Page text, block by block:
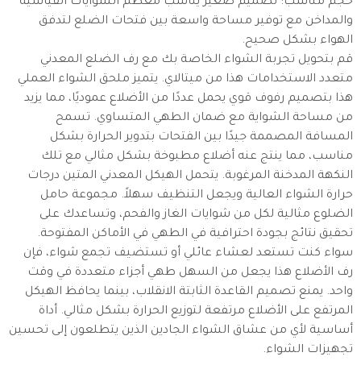
والمداخن مع توفير مساحة واسعة بين فتحات الضلع لتدفق
الهواء بشكل صحيح.
قم بتحويل تجربة الشواء الخاصة بك مع رف الضلع المعدني
متعدد الاستخدامات هذا من ميتالاي. يتميز ملحق الشواء العملي
هذا بتصميم رفوف قوي يحمل عددًا من الأضلاع عموديًا، مما يزيد
من مساحة الشواية مع ضمان الطهي المتساوي. تسمح
المسافة المصممة جيدًا بين الفتحات بتدوير الحرارة بشكل
مناسب، مما ينتج عنه أضلاع مطبوخة بشكل مثالي مع تلك
النكهة المدخنة المرغوبة. يتحمل الهيكل المعدني المتين درجات
حرارة الشواء العالية ويجعل التنظيف سهلاً. مجموعة حامل
الضلوع مثالية لكل من شوايات الغاز والفحم، وتساعدك على
تحقيق نتائج بجودة احترافية في الطهي في الأماكن المفتوحة.
سواء كنت تستعد لعشاء عائلي أو تستضيف تجمع شواء، فإن
رف الأضلاع هذا يجعل من السهل طهي أجزاء متعددة في وقت
واحد. يمنع تصميم القاعدة الثابتة الانقلاب، بينما يحافظ الهيكل
المرتفع على الأضلاع مرتفعة لتوزيع الحرارة بشكل مثالي. أداة
أساسية لأي من عشاق الشواء الجادين الذين يتطلعون إلى تحسين
تجهيزات الشواء.